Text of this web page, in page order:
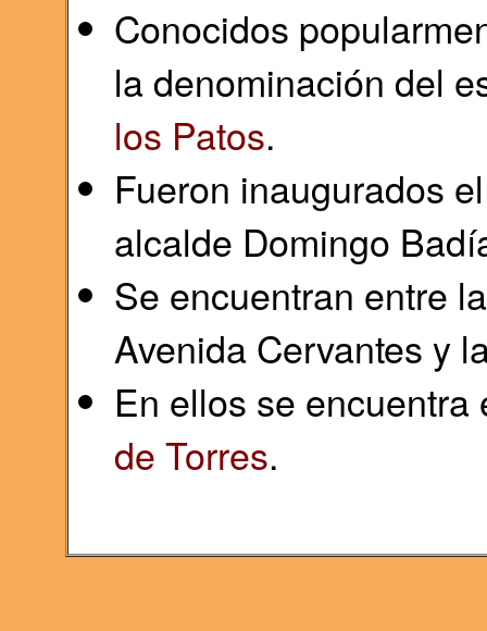
Conocidos
la denominación del
los Patos.
Fueron inaugurados
alcalde Domingo
Se encuentran entre
Avenida Cervantes y
En ellos se
de Torres.